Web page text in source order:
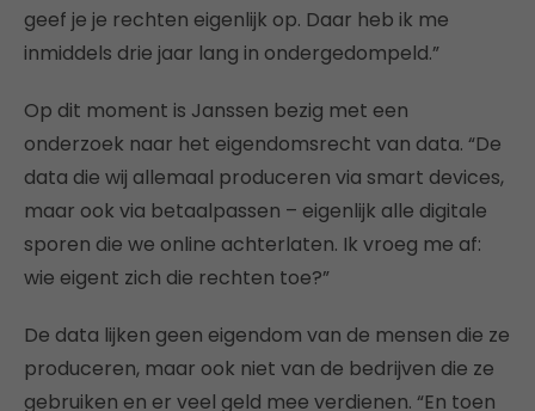
geef je je rechten eigenlijk op. Daar heb ik me
inmiddels drie jaar lang in ondergedompeld.”
Op dit moment is Janssen bezig met een
onderzoek naar het eigendomsrecht van data. “De
data die wij allemaal produceren via smart devices,
maar ook via betaalpassen – eigenlijk alle digitale
sporen die we online achterlaten. Ik vroeg me af:
wie eigent zich die rechten toe?”
De data lijken geen eigendom van de mensen die ze
produceren, maar ook niet van de bedrijven die ze
gebruiken en er veel geld mee verdienen. “En toen